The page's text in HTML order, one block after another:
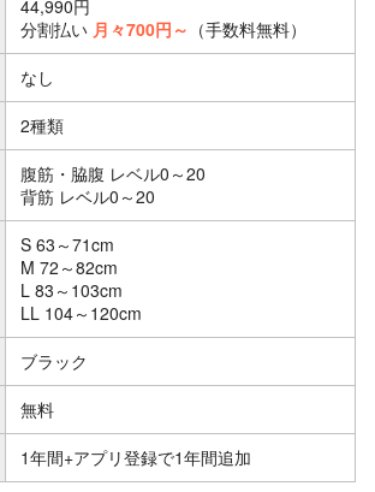
44,990円
分割払い 月々700円～ （手数料無料）
なし
2種類
腹筋・脇腹 レベル0～20
背筋 レベル0～20
S 63～71cm
M 72～82cm
L 83～103cm
LL 104～120cm
ブラック
無料
1年間+アプリ登録で1年間追加